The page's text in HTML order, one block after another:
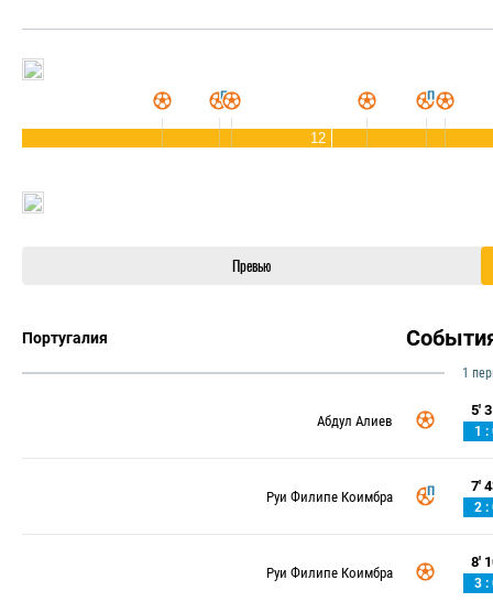
12
Превью
Португалия
1
Абдул Алиев
5'
1 :
Руи Филипе Коимбра
7'
2 :
Руи Филипе Коимбра
8'
3 :